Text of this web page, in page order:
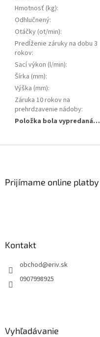
Hmotnosť (kg):
Odhlučnený:
Otáčky (ot/min):
Predĺženie záruky na dobu 3
rokov:
Sací výkon (l/min):
Šírka (mm):
Výška (mm):
Záruka 10 rokov na
prehrdzavenie nádoby:
Položka bola vypredaná…
Prijímame online platby
Kontakt
obchod@eriv.sk
0907998925
Vyhľadávanie